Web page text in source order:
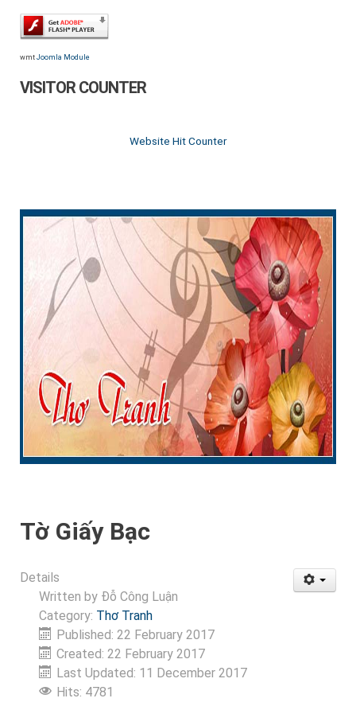
wmt Joomla Module
VISITOR COUNTER
Website Hit Counter
Tờ Giấy Bạc
Details
Written by Đỗ Công Luận
Category: Thơ Tranh
Published: 22 February 2017
Created: 22 February 2017
Last Updated: 11 December 2017
Hits: 4781